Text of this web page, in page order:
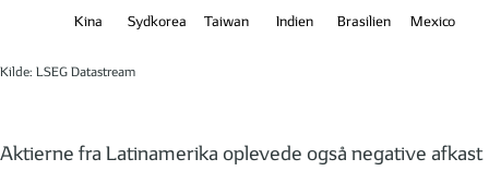
Kina Sydkorea Taiwan Indien Brasilien Mexico
Kilde: LSEG Datastream
Aktierne fra Latinamerika oplevede også negative afkast